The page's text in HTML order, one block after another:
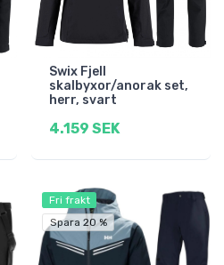
Swix Fjell
skalbyxor/anorak set,
herr, svart
4.159 SEK
Fri frakt
Spara 20 %